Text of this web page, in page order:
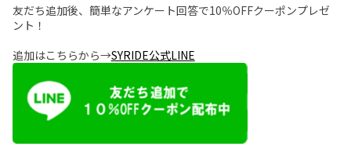
友だち追加後、簡単なアンケート回答で10％OFFクーポンプレゼ
ント！
追加はこちらから→SYRIDE公式LINE